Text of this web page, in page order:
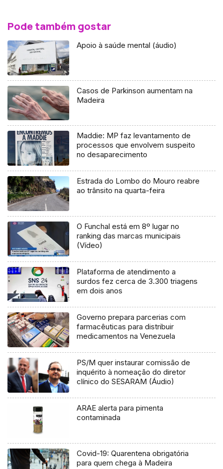
Pode também gostar
Apoio à saúde mental (áudio)
Casos de Parkinson aumentam na
Madeira
Maddie: MP faz levantamento de
processos que envolvem suspeito
no desaparecimento
Estrada do Lombo do Mouro reabre
ao trânsito na quarta-feira
O Funchal está em 8º lugar no
ranking das marcas municipais
(Vídeo)
Plataforma de atendimento a
surdos fez cerca de 3.300 triagens
em dois anos
Governo prepara parcerias com
farmacêuticas para distribuir
medicamentos na Venezuela
PS/M quer instaurar comissão de
inquérito à nomeação do diretor
clínico do SESARAM (Áudio)
ARAE alerta para pimenta
contaminada
Covid-19: Quarentena obrigatória
para quem chega à Madeira